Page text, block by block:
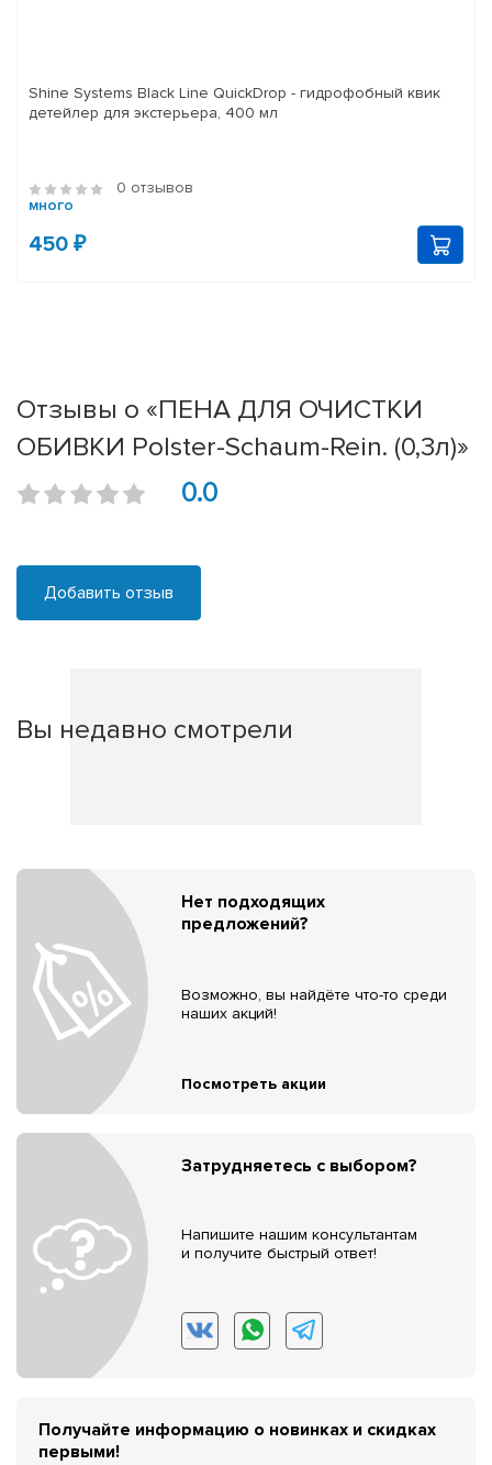
Shine Systems Black Line QuickDrop - гидрофобный квик
детейлер для экстерьера, 400 мл
0 отзывов
много
450 ₽
Отзывы о «ПЕНА ДЛЯ ОЧИСТКИ
ОБИВКИ Polster-Schaum-Rein. (0,3л)»
0.0
Добавить отзыв
Вы недавно смотрели
Нет подходящих
предложений?
Возможно, вы найдёте что-то среди
наших акций!
Посмотреть акции
Затрудняетесь с выбором?
Напишите нашим консультантам
и получите быстрый ответ!
Получайте информацию о новинках и скидках
первыми!